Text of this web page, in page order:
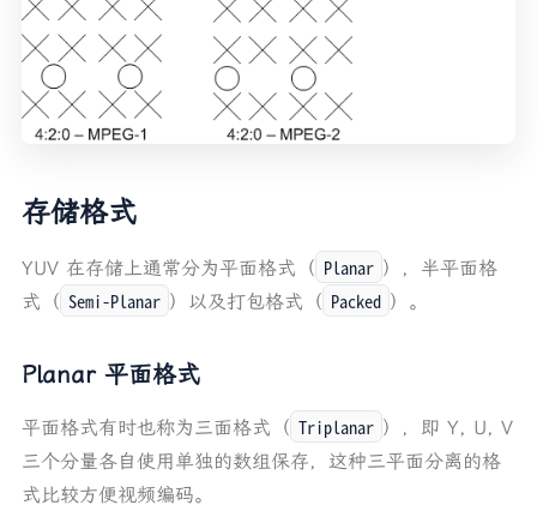
存储格式
YUV 在存储上通常分为平面格式（ Planar ），半平面格
式（ Semi-Planar ）以及打包格式（ Packed ）。
Planar 平面格式
平面格式有时也称为三面格式（ Triplanar ），即 Y, U, V
三个分量各自使用单独的数组保存，这种三平面分离的格
式比较方便视频编码。